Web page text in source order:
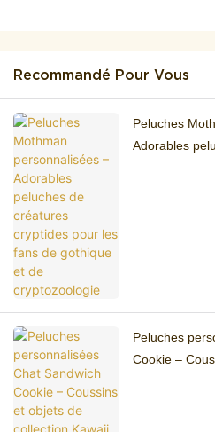
Recommandé Pour Vous
Peluches
Adorables
Peluches
Cookie –